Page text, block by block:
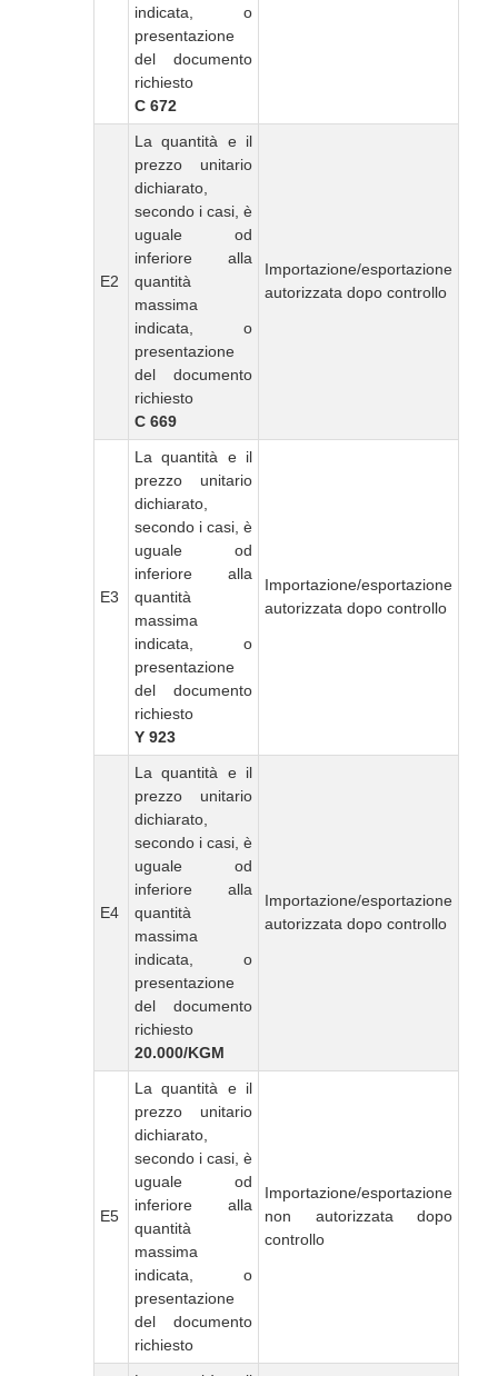
indicata, o
presentazione
del documento
richiesto
C 672
E2
La quantità e il
prezzo unitario
dichiarato,
secondo i casi, è
uguale od
inferiore alla
quantità
massima
indicata, o
presentazione
del documento
richiesto
C 669
Importazione/esportazione
autorizzata dopo controllo
E3
La quantità e il
prezzo unitario
dichiarato,
secondo i casi, è
uguale od
inferiore alla
quantità
massima
indicata, o
presentazione
del documento
richiesto
Y 923
Importazione/esportazione
autorizzata dopo controllo
E4
La quantità e il
prezzo unitario
dichiarato,
secondo i casi, è
uguale od
inferiore alla
quantità
massima
indicata, o
presentazione
del documento
richiesto
20.000/KGM
Importazione/esportazione
autorizzata dopo controllo
E5
La quantità e il
prezzo unitario
dichiarato,
secondo i casi, è
uguale od
inferiore alla
quantità
massima
indicata, o
presentazione
del documento
richiesto
Importazione/esportazione
non autorizzata dopo
controllo